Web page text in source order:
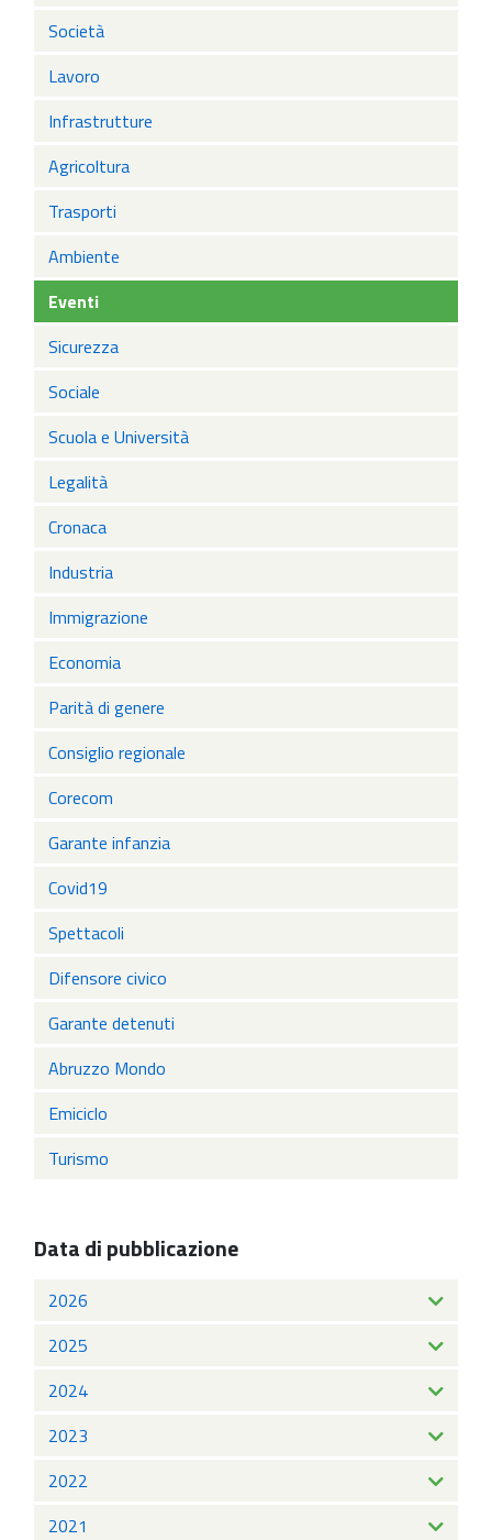
Società
Lavoro
Infrastrutture
Agricoltura
Trasporti
Ambiente
Eventi
Sicurezza
Sociale
Scuola e Università
Legalità
Cronaca
Industria
Immigrazione
Economia
Parità di genere
Consiglio regionale
Corecom
Garante infanzia
Covid19
Spettacoli
Difensore civico
Garante detenuti
Abruzzo Mondo
Emiciclo
Turismo
Data di pubblicazione
2026
2025
2024
2023
2022
2021